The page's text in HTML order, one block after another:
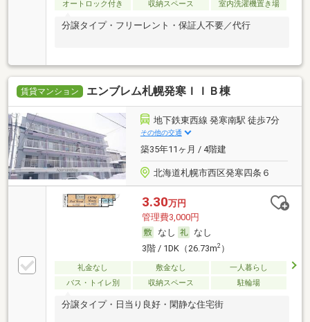
オートロック付き 収納スペース 室内洗濯機置き場
分譲タイプ・フリーレント・保証人不要／代行
賃貸マンション エンブレム札幌発寒ＩＩＢ棟
地下鉄東西線 発寒南駅 徒歩7分
その他の交通
築35年11ヶ月 / 4階建
北海道札幌市西区発寒四条６
3.30万円
管理費3,000円
なし
なし
3階 / 1DK（26.73m2）
礼金なし 敷金なし
一人暮らし
バス・トイレ別
収納スペース 駐輪場
分譲タイプ・日当り良好・閑静な住宅街